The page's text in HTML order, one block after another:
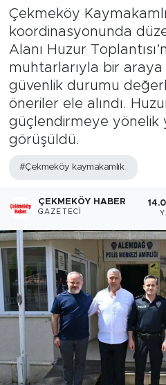
Çekmeköy
koordinasyonunda
Alanı Huzur
muhtarlarıyla bir
güvenlik durumu
öneriler ele alındı.
güçlendirmeye yönelik
görüşüldü.
#Çekmeköy kaymakamlık
ÇEKMEKÖY HABER
GAZETECI
Son Dakika Haberleri
Haber Arşivi